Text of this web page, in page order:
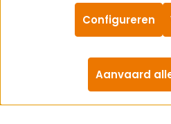
Configureren
Aanvaard